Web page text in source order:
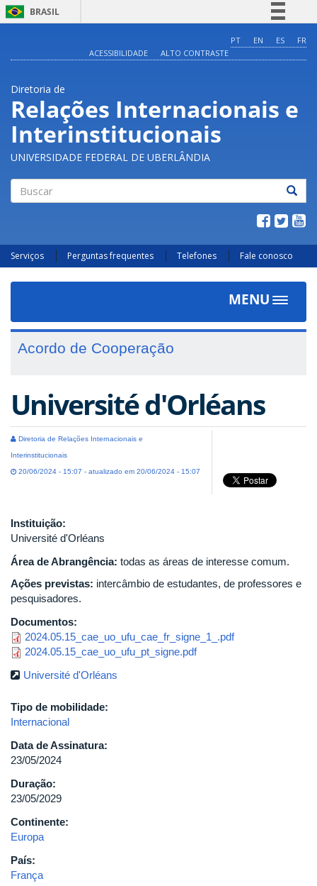
BRASIL
Comunica BR
Acesso à informação
Legislação
Canais
PT EN ES
FR
ACESSIBILIDADE
ALTO CONTRASTE
Diretoria de
Relações Internacionais e
Interinstitucionais
UNIVERSIDADE FEDERAL DE UBERLÂNDIA
Serviços Perguntas frequentes Telefones Fale conosco
MENU
Toggle
Acordo de Cooperação
Université d'Orléans
Diretoria de Relações Internacionais e
Interinstitucionais
20/06/2024 - 15:07 - atualizado em 20/06/2024 - 15:07
Instituição:
Université d'Orléans
Área de Abrangência: todas as áreas de interesse comum.
Ações previstas: intercâmbio de estudantes, de professores e
pesquisadores.
Documentos:
2024.05.15_cae_uo_ufu_cae_fr_signe_1_.pdf
2024.05.15_cae_uo_ufu_pt_signe.pdf
Université d'Orléans
Tipo de mobilidade:
Internacional
Data de Assinatura:
23/05/2024
Duração:
23/05/2029
Continente:
Europa
País:
França